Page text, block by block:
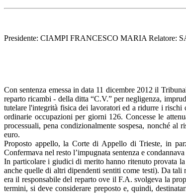
Presidente: CIAMPI FRANCESCO MARIA Relatore:
Con sentenza emessa in data 11 dicembre 2012 il
reparto ricambi - della ditta “C.V.” per negligenza,
tutelare l'integrità fisica dei lavoratori ed a ridurre i rischi
ordinarie occupazioni per giorni 126. Concesse le
processuali, pena condizionalmente sospesa, nonché
euro.
Proposto appello, la Corte di Appello di Trieste, in
Confermava nel resto l’impugnata sentenza e
In particolare i giudici di merito hanno ritenuto provata
anche quelle di altri dipendenti sentiti come testi). Da
era il responsabile del reparto ove il F.A. svolgeva la
termini, si deve considerare preposto e, quindi,